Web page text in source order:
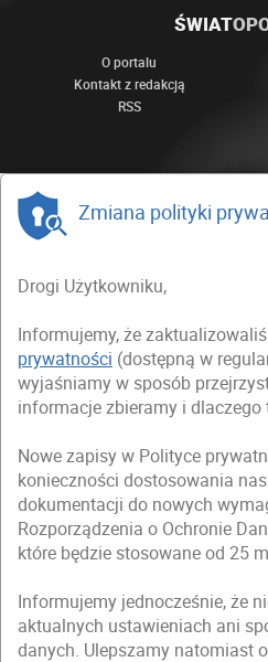
ŚWIAT
O portalu
Kontakt z redakcją
RSS
Zmiana polityki
Drogi Użytkowniku,
Informujemy, że
prywatności (dostępną w
wyjaśniamy w sposób
informacje zbieramy i dlaczego
Nowe zapisy w Polityce
konieczności dostosowania
dokumentacji do nowych
Rozporządzenia o Ochronie
które będzie stosowane od 25
Informujemy jednocześnie, że
aktualnych ustawieniach ani
danych. Ulepszamy natomiast